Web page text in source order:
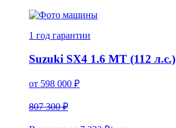
1 год гарантии
Suzuki SX4 1.6 MT (112 л.с.)
от 598 000 ₽
807 300 ₽